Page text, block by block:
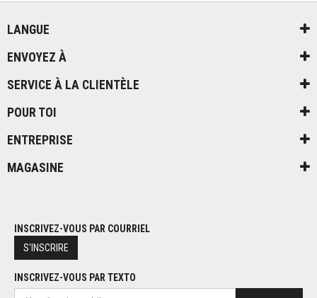
LANGUE
ENVOYEZ À
SERVICE À LA CLIENTÈLE
POUR TOI
ENTREPRISE
MAGASINE
INSCRIVEZ-VOUS PAR COURRIEL
S'INSCRIRE
INSCRIVEZ-VOUS PAR TEXTO